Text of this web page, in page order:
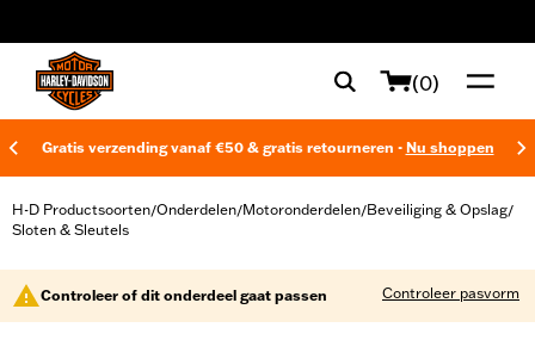
(0)
Gratis verzending vanaf €50 & gratis retourneren - Nu shoppen
H-D Productsoorten/Onderdelen/Motoronderdelen/Beveiliging & Opslag/
Sloten & Sleutels
Controleer of dit onderdeel gaat passen Controleer pasvorm